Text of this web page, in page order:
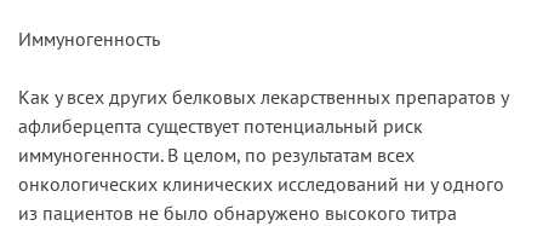
Иммуногенность
Как у всех других белковых лекарственных препаратов у
афлиберцепта существует потенциальный риск
иммуногенности. В целом, по результатам всех
онкологических клинических исследований ни у одного
из пациентов не было обнаружено высокого титра